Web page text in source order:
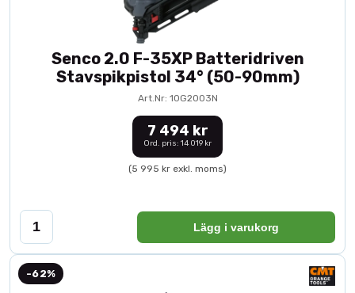
Senco 2.0 F-35XP Batteridriven
Stavspikpistol 34° (50-90mm)
Art.Nr: 10G2003N
7 494 kr
Ord. pris: 14 019 kr
(5 995 kr exkl. moms)
Lägg i varukorg
-62%